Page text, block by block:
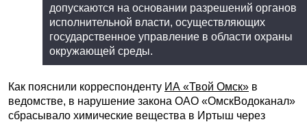
допускаются на основании разрешений органов
исполнительной власти, осуществляющих
государственное управление в области охраны
окружающей среды.
Как пояснили корреспонденту ИА «Твой Омск» в
ведомстве, в нарушение закона ОАО «ОмскВодоканал»
сбрасывало химические вещества в Иртыш через